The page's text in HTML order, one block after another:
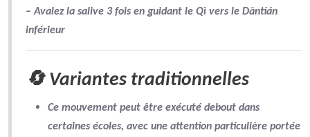
– Avalez la salive 3 fois en guidant le Qì vers le Dāntián
inférieur
🔄 Variantes traditionnelles
Ce mouvement peut être exécuté debout dans
certaines écoles, avec une attention particulière portée